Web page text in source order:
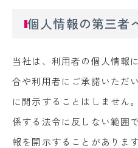
個人情報の第三者
当社は、利用者の個人情報
合や利用者にご承諾いただ
に開示することはしません
係する法令に反しない範囲
報を開示することがあります